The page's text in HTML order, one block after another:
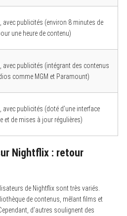
avec publicités (environ 8 minutes de
une heure de contenu)
avec publicités (intégrant des contenus
comme MGM et Paramount)
avec publicités (doté d’une interface
et de mises à jour régulières)
Nightflix : retour
de Nightflix sont très variés.
de contenus, mêlant films et
d’autres soulignent des